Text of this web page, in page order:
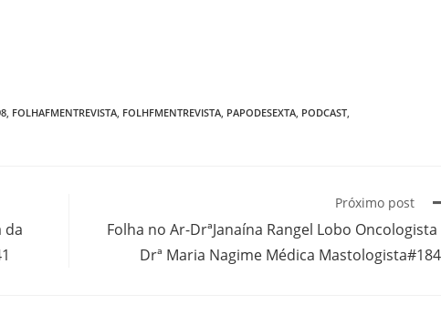
FOLHAFMENTREVISTA FOLHFMENTREVISTA PAPODESEXTA PODCAST
da
Próximo post
Folha no Ar-DrªJanaína Rangel Lobo Oncologista
Drª Maria Nagime Médica